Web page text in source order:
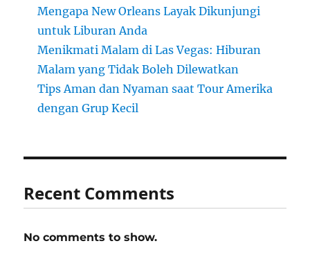
Mengapa New Orleans Layak Dikunjungi
untuk Liburan Anda
Menikmati Malam di Las Vegas: Hiburan
Malam yang Tidak Boleh Dilewatkan
Tips Aman dan Nyaman saat Tour Amerika
dengan Grup Kecil
Recent Comments
No comments to show.